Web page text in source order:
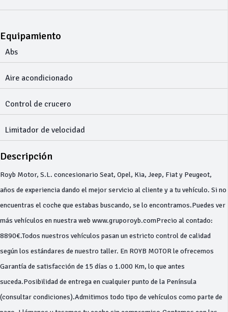
Equipamiento
Abs
Aire acondicionado
Control de crucero
Limitador de velocidad
Descripción
Royb Motor, S.L. concesionario Seat, Opel, Kia, Jeep, Fiat y Peugeot,
años de experiencia dando el mejor servicio al cliente y a tu vehículo. Si no
encuentras el coche que estabas buscando, se lo encontramos.Puedes ver
más vehículos en nuestra web www.gruporoyb.comPrecio al contado:
8890€.Todos nuestros vehículos pasan un estricto control de calidad
según los estándares de nuestro taller. En ROYB MOTOR le ofrecemos
Garantía de satisfacción de 15 días o 1.000 Km, lo que antes
suceda.Posibilidad de entrega en cualquier punto de la Península
(consultar condiciones).Admitimos todo tipo de vehículos como parte de